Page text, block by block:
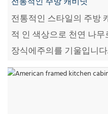
전통적인 스타일의 주방
적 인 색상으로 천연 나
장식에주의를 기울입니